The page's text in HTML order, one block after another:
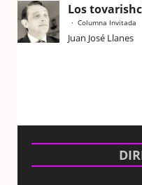
Los
Columna Invitada
Juan José Llanes